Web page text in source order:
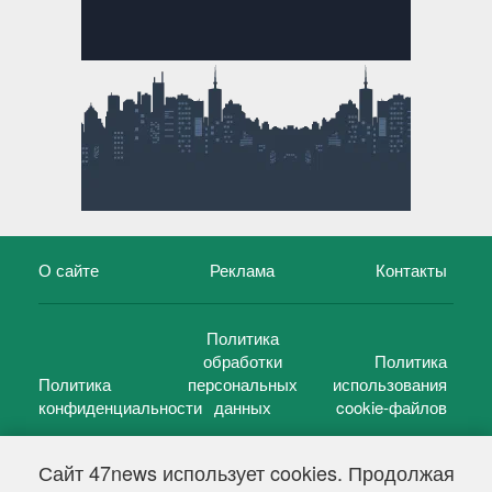
Сайт 47news использует cookies. Продолжая
О сайте Реклама Контакты
Политика
конфиденциальности
Политика
обработки
персональных
данных
Политика
использования
cookie-файлов